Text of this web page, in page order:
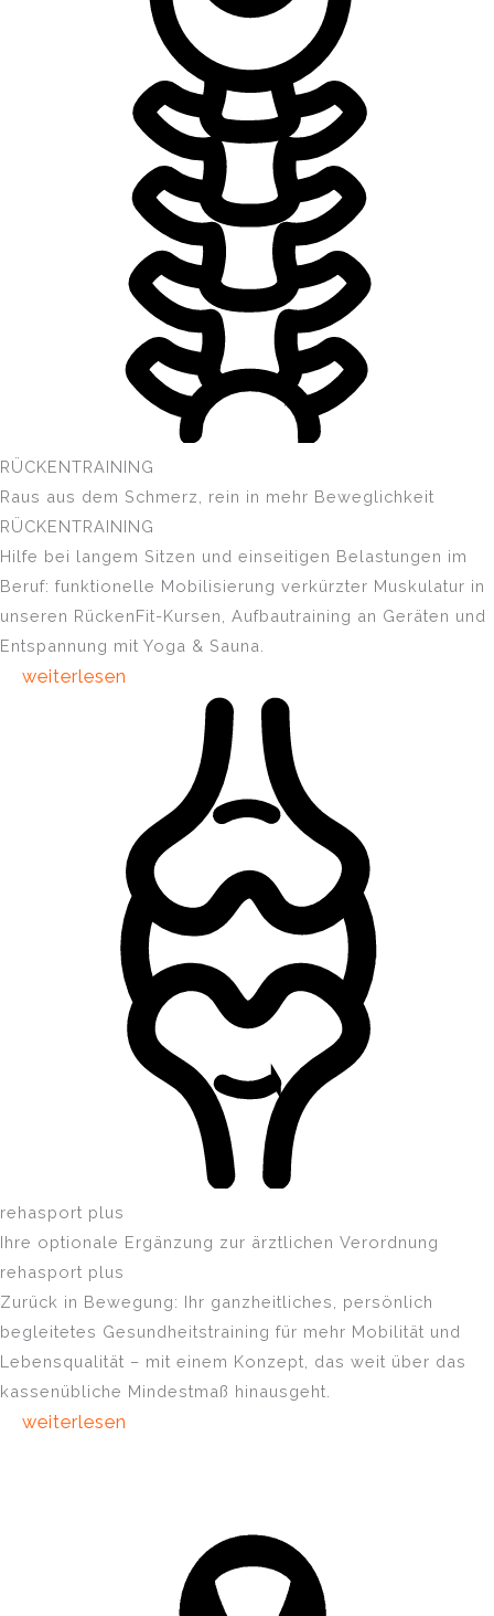
RÜCKENTRAINING
Raus aus dem Schmerz, rein in mehr Beweglichkeit
RÜCKENTRAINING
Hilfe bei langem Sitzen und einseitigen Belastungen im
Beruf: funktionelle Mobilisierung verkürzter Muskulatur in
unseren RückenFit-Kursen, Aufbautraining an Geräten und
Entspannung mit Yoga & Sauna.
weiterlesen
rehasport plus
Ihre optionale Ergänzung zur ärztlichen Verordnung
rehasport plus
Zurück in Bewegung: Ihr ganzheitliches, persönlich
begleitetes Gesundheitstraining für mehr Mobilität und
Lebensqualität – mit einem Konzept, das weit über das
kassenübliche Mindestmaß hinausgeht.
weiterlesen